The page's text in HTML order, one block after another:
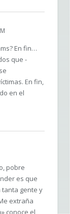
En fin…
que -
En fin,
en el
pobre
es que
gente y
extraña
conoce el